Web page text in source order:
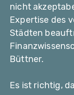
nicht
Expertise des
Städten
Büttner.
Es ist richtig,